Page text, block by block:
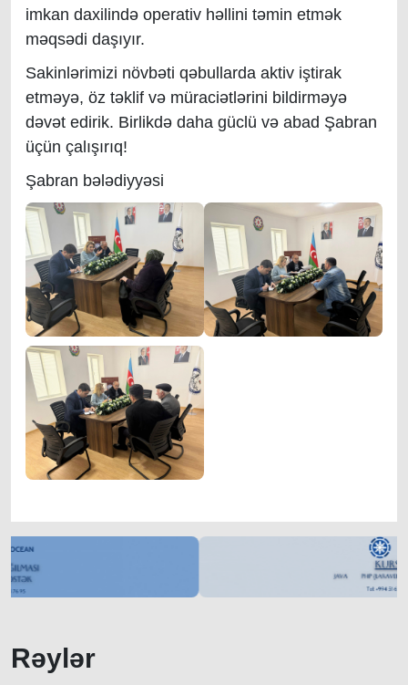
imkan daxilində operativ həllini təmin etmək
məqsədi daşıyır.
Sakinlərimizi növbəti qəbullarda aktiv iştirak
etməyə, öz təklif və müraciətlərini bildirməyə
dəvət edirik. Birlikdə daha güclü və abad Şabran
üçün çalışırıq!
Şabran bələdiyyəsi
Rəylər